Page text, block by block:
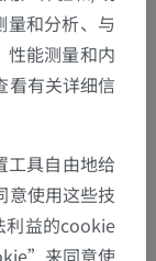
耳廓肌肉>
量和分析、与
性能测量和内
看有关详细信
具自由地给
意使用这些技
利益的cookie